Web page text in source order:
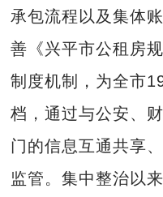
承包流程以及集体
善《兴平市公租房
制度机制，为全市
档，通过与公安、
门的信息互通共享
监管。集中整治以